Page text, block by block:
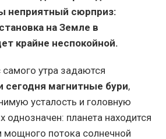
неприятный сюрприз:
на Земле в
крайне неспокойной.
самого утра задаются
сегодня магнитные бури,
усталость и головную
однозначен: планета находится
мощного потока солнечной